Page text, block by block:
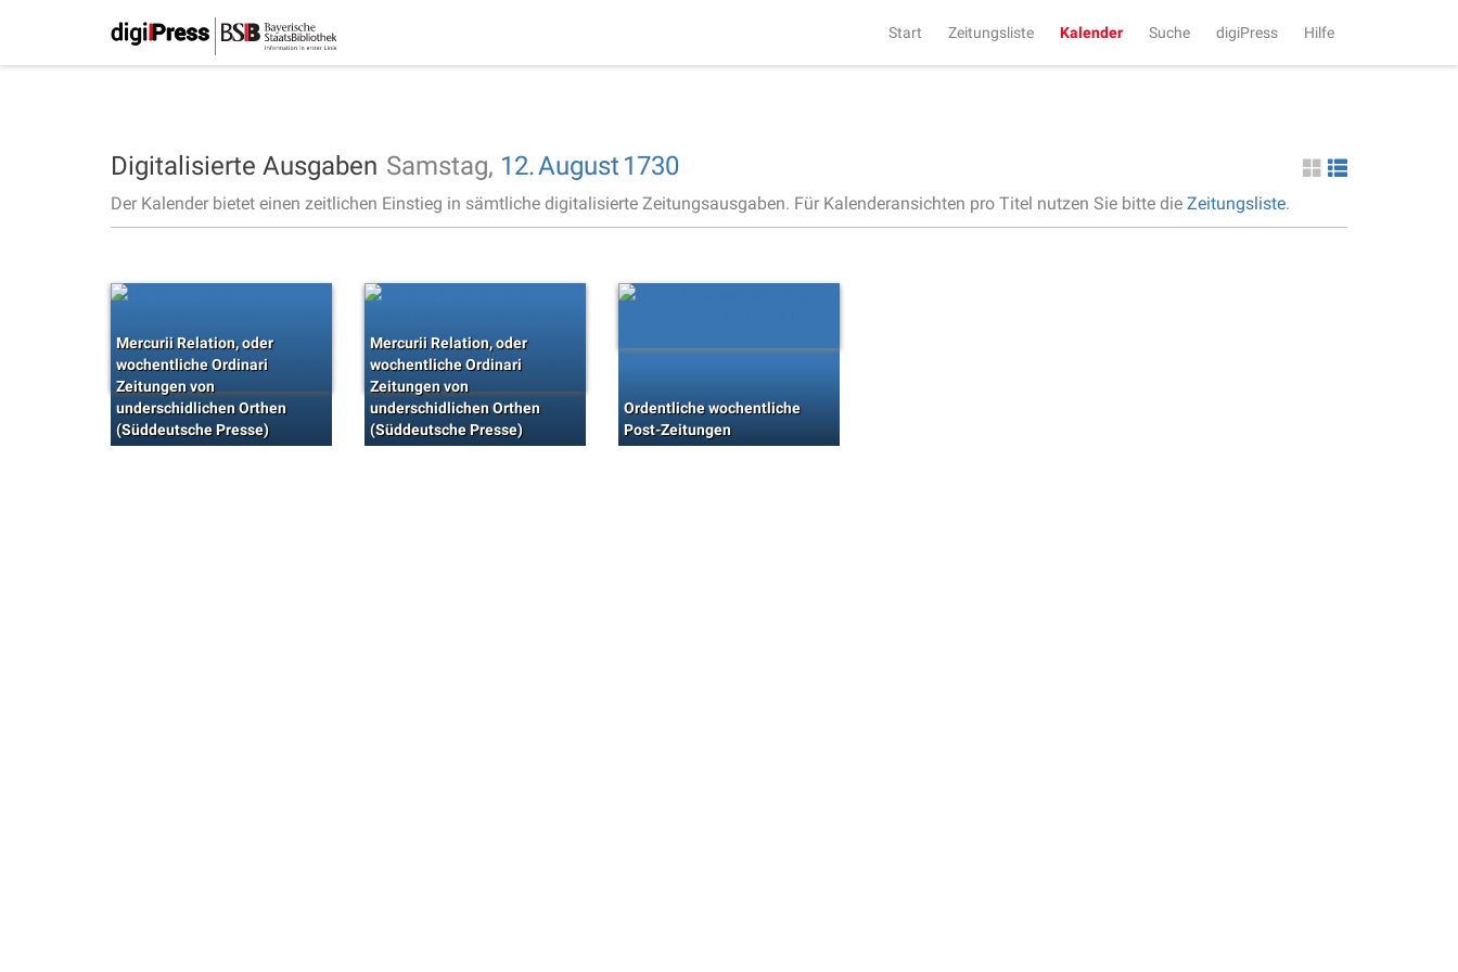
Start Zeitungsliste Kalender Suche digiPress Hilfe
Digitalisierte Ausgaben Samstag, 12.August 1730
Der Kalender bietet einen zeitlichen Einstieg in sämtliche digitalisierte Zeitungsausgaben. Für Kalenderansichten pro Titel nutzen Sie bitte die Zeitungsliste.
Mercurii Relation, oder
wochentliche Ordinari
Zeitungen von
underschidlichen Orthen
(Süddeutsche Presse)
Mercurii Relation, oder
wochentliche Ordinari
Zeitungen von
underschidlichen Orthen
(Süddeutsche Presse)
Ordentliche wochentliche
Post-Zeitungen